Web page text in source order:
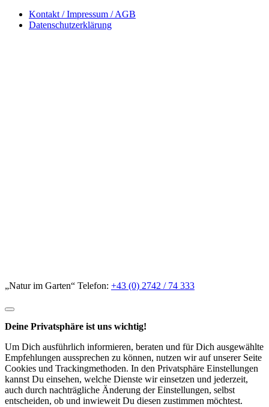
Kontakt / Impressum / AGB
Datenschutzerklärung
„Natur im Garten“ Telefon: +43 (0) 2742 / 74 333
Deine Privatsphäre ist uns wichtig!
Um Dich ausführlich informieren, beraten und für Dich ausgewählte
Empfehlungen aussprechen zu können, nutzen wir auf unserer Seite
Cookies und Trackingmethoden. In den Privatsphäre Einstellungen
kannst Du einsehen, welche Dienste wir einsetzen und jederzeit,
auch durch nachträgliche Änderung der Einstellungen, selbst
entscheiden, ob und inwieweit Du diesen zustimmen möchtest.